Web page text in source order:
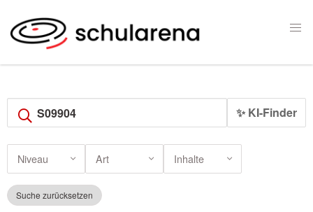
✨ KI-Finder
Niveau Art Inhalte
Suche zurücksetzen